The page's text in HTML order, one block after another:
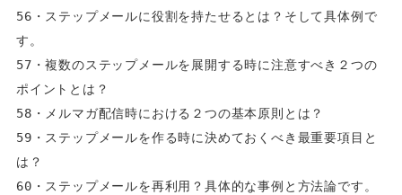
56・ステップメールに役割を持たせるとは？そして具体例で
す。
57・複数のステップメールを展開する時に注意すべき２つの
ポイントとは？
58・メルマガ配信時における２つの基本原則とは？
59・ステップメールを作る時に決めておくべき最重要項目と
は？